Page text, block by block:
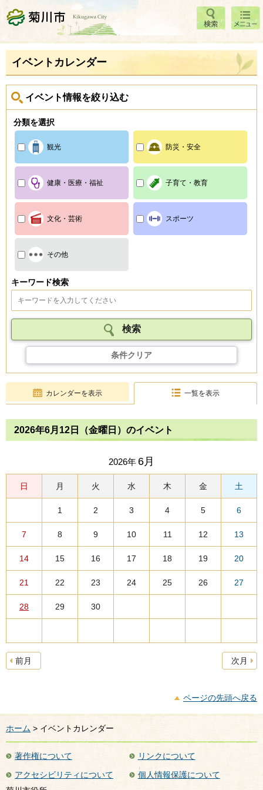
菊川市 検索
メニ
ュー
イベントカレンダー
イベント情報を絞り込む
分類を選択
観光 防災・安全
健康・医療・福祉 子育て・教育
文化・芸術 スポーツ
その他
キーワード検索
条件クリア
カレンダーを表示 一覧を表示
2026年6月12日（金曜日）のイベント
2026年 6月
日 月 火 水 木 金 土
1 2 3 4 5 6
7 8 9 10 11 12 13
14 15 16 17 18 19 20
21 22 23 24 25 26 27
28 29 30
前月 次月
ページの先頭へ戻る
ホーム > イベントカレンダー
著作権について
リンクについて
アクセシビリティについて
個人情報保護について